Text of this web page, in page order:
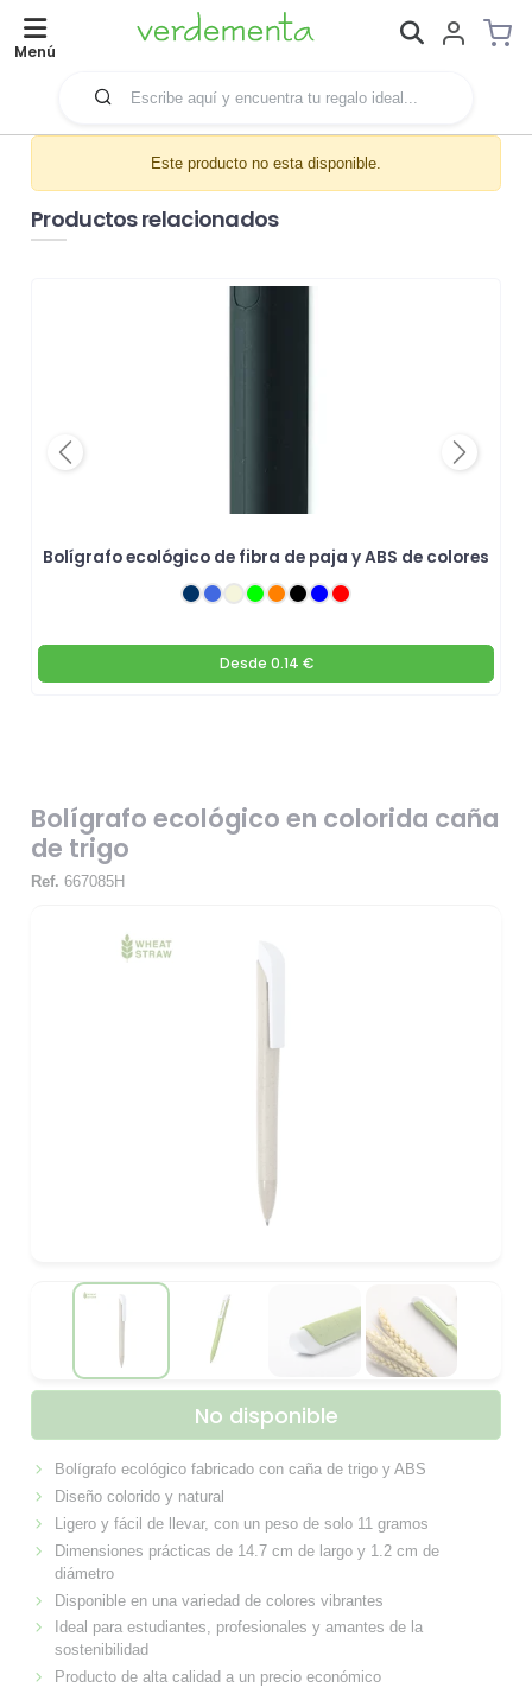
Menú
Este producto no esta disponible.
Productos relacionados
Bolígrafo ecológico de fibra de paja y ABS de colores
Desde 0.14 €
Previous Next
Bolígrafo ecológico en colorida caña
de trigo
Ref. 667085H
No disponible
Bolígrafo ecológico fabricado con caña de trigo y ABS
Diseño colorido y natural
Ligero y fácil de llevar, con un peso de solo 11 gramos
Dimensiones prácticas de 14.7 cm de largo y 1.2 cm de
diámetro
Disponible en una variedad de colores vibrantes
Ideal para estudiantes, profesionales y amantes de la
sostenibilidad
Producto de alta calidad a un precio económico